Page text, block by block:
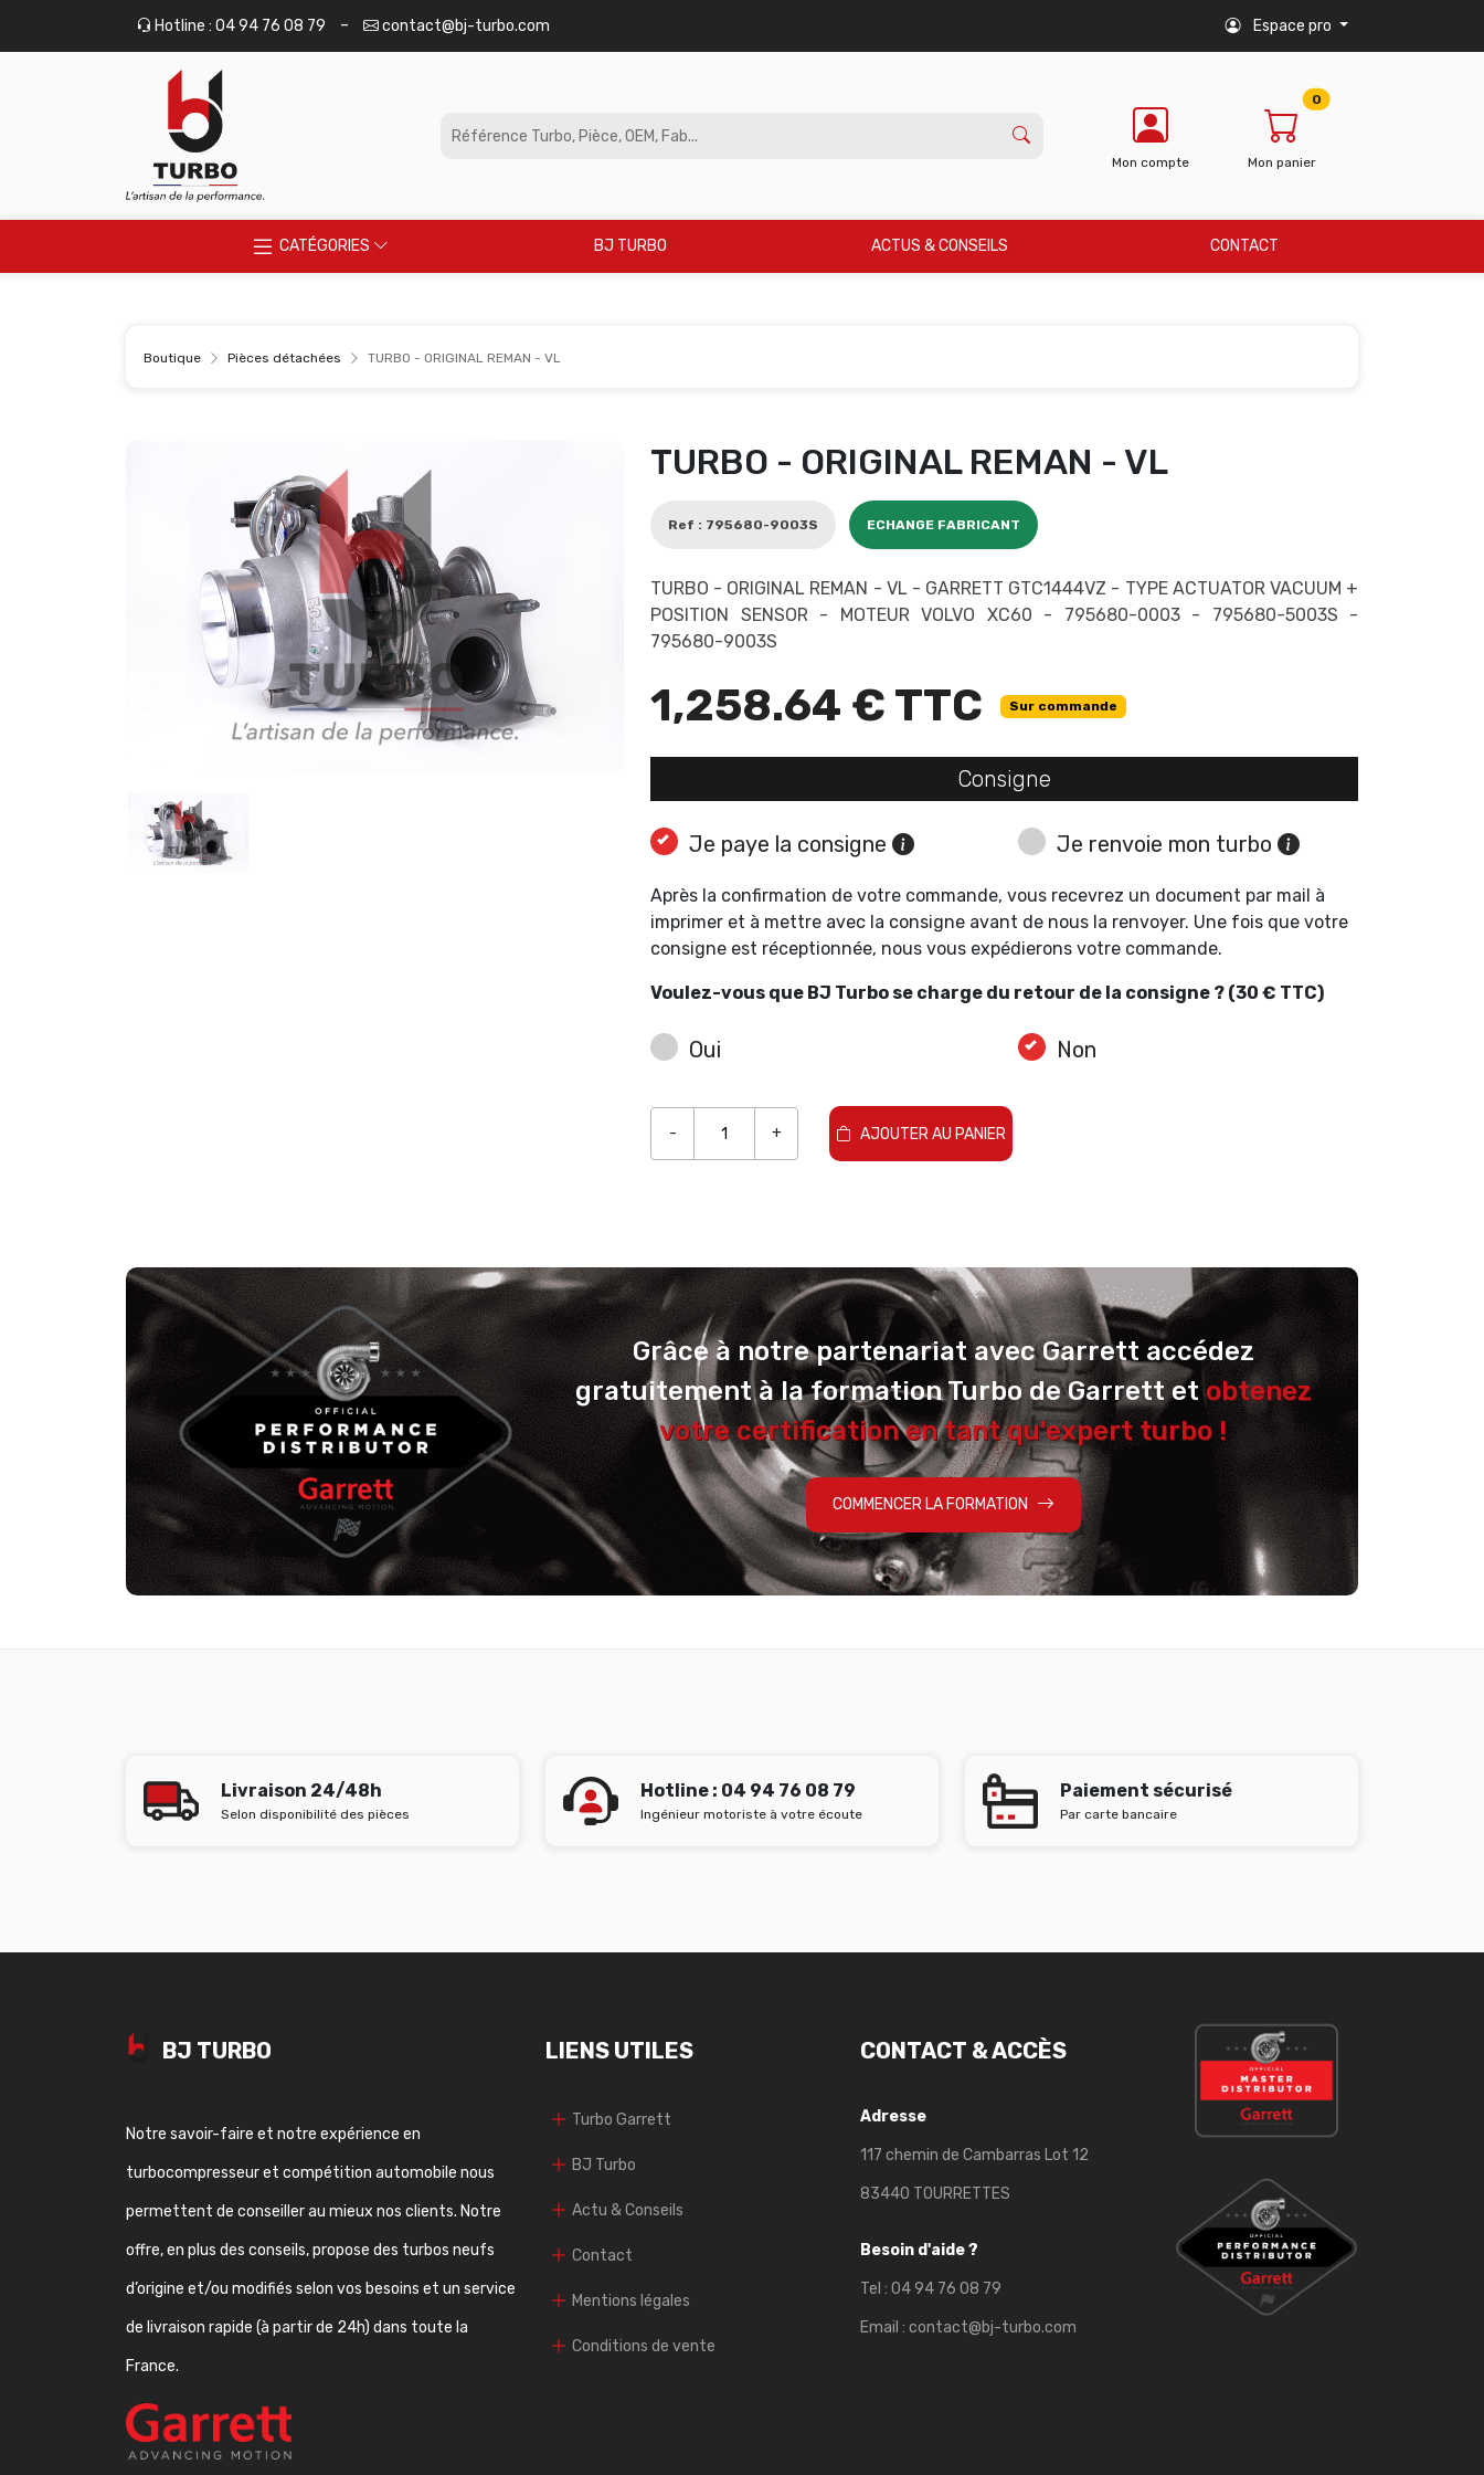
Hotline : 04 94 76 08 79 - contact@bj-turbo.com Espace pro
Mon compte Mon panier
0
CATÉGORIES BJ TURBO ACTUS & CONSEILS CONTACT
Boutique Pièces détachées TURBO - ORIGINAL REMAN - VL
TURBO - ORIGINAL REMAN - VL
Ref : 795680-9003S ECHANGE FABRICANT
TURBO - ORIGINAL REMAN - VL - GARRETT GTC1444VZ - TYPE ACTUATOR VACUUM +
POSITION SENSOR - MOTEUR VOLVO XC60 - 795680-0003 - 795680-5003S -
795680-9003S
1,258.64 € TTC Sur commande
Consigne
Je paye la consigne Je renvoie mon turbo
Après la confirmation de votre commande, vous recevrez un document par mail à
imprimer et à mettre avec la consigne avant de nous la renvoyer. Une fois que votre
consigne est réceptionnée, nous vous expédierons votre commande.
Voulez-vous que BJ Turbo se charge du retour de la consigne ? (30 € TTC)
Oui Non
- + AJOUTER AU PANIER
Grâce à notre partenariat avec Garrett accédez
gratuitement à la formation Turbo de Garrett etobtenez
votre certification en tant qu'expert turbo !
COMMENCER LA FORMATION
Livraison 24/48h
Selon disponibilité des pièces
Hotline : 04 94 76 08 79
Ingénieur motoriste à votre écoute
Paiement sécurisé
Par carte bancaire
BJ TURBO
Notre savoir-faire et notre expérience en
turbocompresseur et compétition automobile nous
permettent de conseiller au mieux nos clients. Notre
offre, en plus des conseils, propose des turbos neufs
d’origine et/ou modifiés selon vos besoins et un service
de livraison rapide (à partir de 24h) dans toute la
France.
LIENS UTILES
Turbo Garrett
BJ Turbo
Actu & Conseils
Contact
Mentions légales
Conditions de vente
CONTACT & ACCÈS
Adresse
117 chemin de Cambarras Lot 12
83440 TOURRETTES
Besoin d'aide ?
Tel : 04 94 76 08 79
Email : contact@bj-turbo.com
Panneau de gestion des cookies